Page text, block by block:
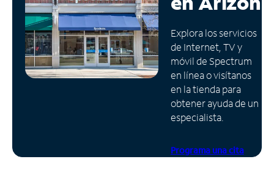
Administrar
cuenta
Encuentra
una
tienda
Explora los servicios
de Internet, TV y
móvil de Spectrum
en línea o visítanos
en la tienda para
obtener ayuda de un
especialista.
Programa una cita